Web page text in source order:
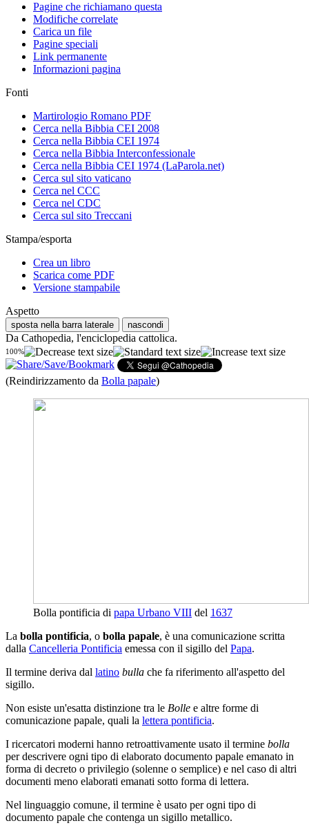
Pagine che richiamano questa
Modifiche correlate
Carica un file
Pagine speciali
Link permanente
Informazioni pagina
Fonti
Martirologio Romano PDF
Cerca nella Bibbia CEI 2008
Cerca nella Bibbia CEI 1974
Cerca nella Bibbia Interconfessionale
Cerca nella Bibbia CEI 1974 (LaParola.net)
Cerca sul sito vaticano
Cerca nel CCC
Cerca nel CDC
Cerca sul sito Treccani
Stampa/esporta
Crea un libro
Scarica come PDF
Versione stampabile
Aspetto
sposta nella barra laterale nascondi
Da Cathopedia, l'enciclopedia cattolica.
100%
(Reindirizzamento da Bolla papale)
Bolla pontificia di papa Urbano VIII del 1637
La bolla pontificia, o bolla papale, è una comunicazione scritta
dalla Cancelleria Pontificia emessa con il sigillo del Papa.
Il termine deriva dal latino bulla che fa riferimento all'aspetto del
sigillo.
Non esiste un'esatta distinzione tra le Bolle e altre forme di
comunicazione papale, quali la lettera pontificia.
I ricercatori moderni hanno retroattivamente usato il termine bolla
per descrivere ogni tipo di elaborato documento papale emanato in
forma di decreto o privilegio (solenne o semplice) e nel caso di altri
documenti meno elaborati emanati sotto forma di lettera.
Nel linguaggio comune, il termine è usato per ogni tipo di
documento papale che contenga un sigillo metallico.